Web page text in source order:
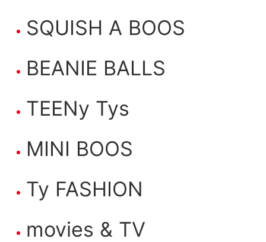
SQUISH A BOOS
BEANIE BALLS
TEENy Tys
MINI BOOS
Ty FASHION
movies & TV